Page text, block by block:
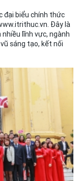
đại biểu chính thức
Đây là
lĩnh vực, ngành
sáng tạo, kết nối